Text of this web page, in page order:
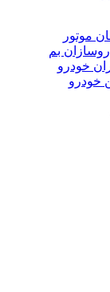
موتور
بم
خودرو
خودرو